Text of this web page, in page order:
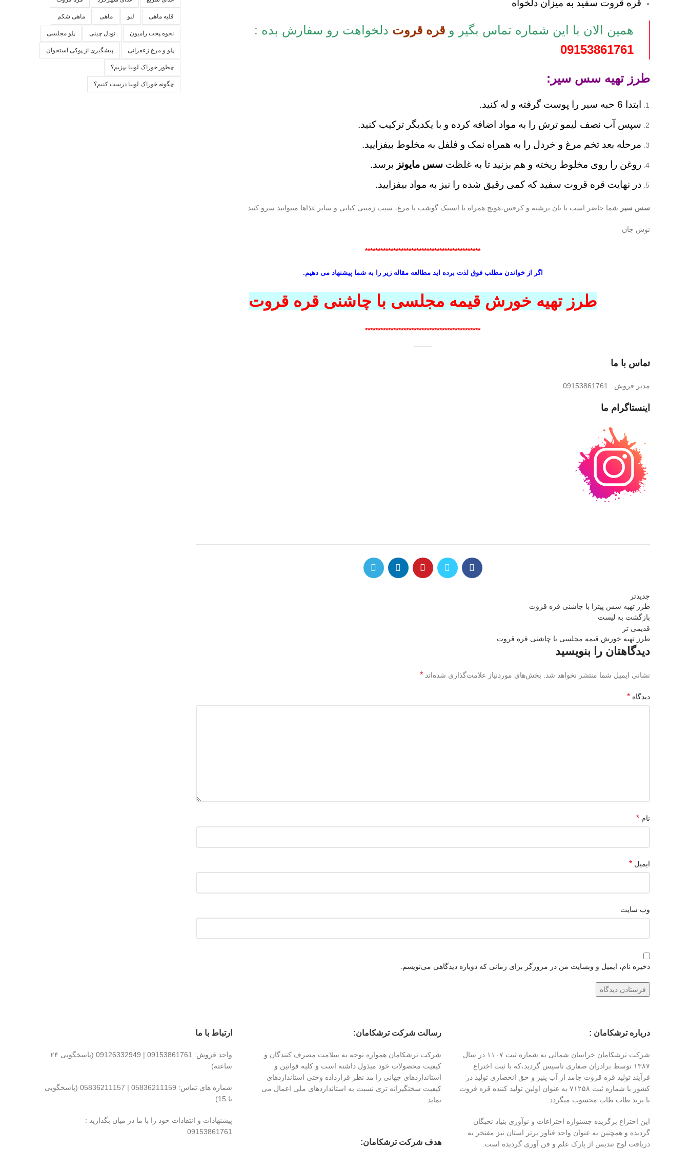
قره قروت سفید به میزان دلخواه
همین الان با این شماره تماس بگیر و قره قروت دلخواهت رو سفارش بده :
09153861761
طرز تهیه سس سیر:
ابتدا 6 حبه سیر را پوست گرفته و له کنید.
سپس آب نصف لیمو ترش را به مواد اضافه کرده و با یکدیگر ترکیب کنید.
مرحله بعد تخم مرغ و خردل را به همراه نمک و فلفل به مخلوط بیفزایید.
روغن را روی مخلوط ریخته و هم بزنید تا به غلظت سس مایونز برسد.
در نهایت قره قروت سفید که کمی رقیق شده را نیز به مواد بیفزایید.
سس سیر شما حاضر است با نان برشته و کرفس،هویج همراه با استیک گوشت یا مرغ، سیب زمینی کبابی و سایر غذاها میتوانید سرو کنید.
نوش جان
*********************************************
اگر از خواندن مطلب فوق لذت برده اید مطالعه مقاله زیر را به شما پیشنهاد می دهیم.
طرز تهیه خورش قیمه مجلسی با چاشنی قره قروت
*********************************************
تماس با ما
مدیر فروش : 09153861761
اینستاگرام ما
جدیدتر
طرز تهیه سس پیتزا با چاشنی قره قروت
بازگشت به لیست
قدیمی تر
طرز تهیه خورش قیمه مجلسی با چاشنی قره قروت
دیدگاهتان را بنویسید
نشانی ایمیل شما منتشر نخواهد شد. بخش‌های موردنیاز علامت‌گذاری شده‌اند *
دیدگاه *
نام *
ایمیل *
وب‌ سایت
ذخیره نام، ایمیل و وبسایت من در مرورگر برای زمانی که دوباره دیدگاهی می‌نویسم.
قلیه ماهی لبو ماهی ماهی شکم
نحوه پخت رامیون نودل چینی پلو مجلسی
پلو و مرغ زعفرانی پیشگیری از پوکی استخوان
چطور خوراک لوبیا بپزیم؟
چگونه خوراک لوبیا درست کنیم؟
درباره ترشکامان :
شرکت ترشکامان خراسان شمالی به شماره ثبت ۱۱۰۷ در سال
۱۳۸۷ توسط برادران صفاری تاسیس گردید،که با ثبت اختراع
فرآیند تولید قره قروت جامد از آب پنیر و حق انحصاری تولید در
کشور با شماره ثبت ۷۱۲۵۸ به عنوان اولین تولید کننده قره قروت
با برند طاب طاب محسوب میگردد.
این اختراع برگزیده جشنواره اختراعات و نوآوری بنیاد نخبگان
گردیده و همچنین به عنوان واحد فناور برتر استان نیز مفتخر به
دریافت لوح تندیس از پارک علم و فن آوری گردیده است.
رسالت شرکت ترشکامان:
شرکت ترشکامان همواره توجه به سلامت مصرف کنندگان و
کیفیت محصولات خود مبذول داشته است و کلیه قوانین و
استانداردهای جهانی را مد نظر قرارداده وحتی استانداردهای
کیفیت سختگیرانه تری نسبت به استانداردهای ملی اعمال می
نماید .
هدف شرکت ترشکامان:
ارتباط با ما
واحد فروش: 09153861761 | 09126332949 (پاسخگویی ۲۴
ساعته)
شماره های تماس: 05836211159 | 05836211157 (پاسخگویی
تا 15)
پیشنهادات و انتقادات خود را با ما در میان بگذارید :
09153861761